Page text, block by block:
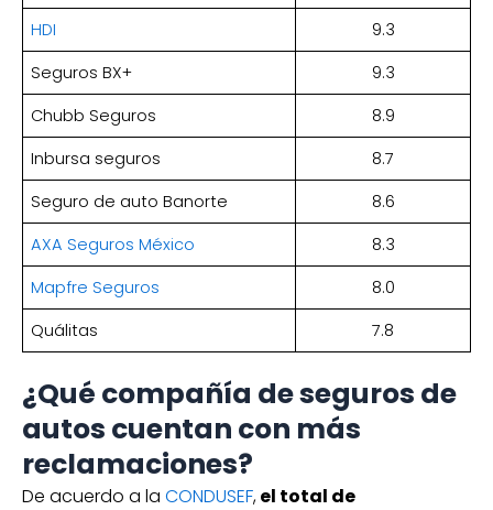
HDI
9.3
Seguros BX+
9.3
Chubb Seguros
8.9
Inbursa seguros
8.7
Seguro de auto Banorte
8.6
AXA Seguros México
8.3
Mapfre Seguros
8.0
Quálitas
7.8
¿Qué compañía de seguros de
autos cuentan con más
reclamaciones?
De acuerdo a la CONDUSEF,el total de